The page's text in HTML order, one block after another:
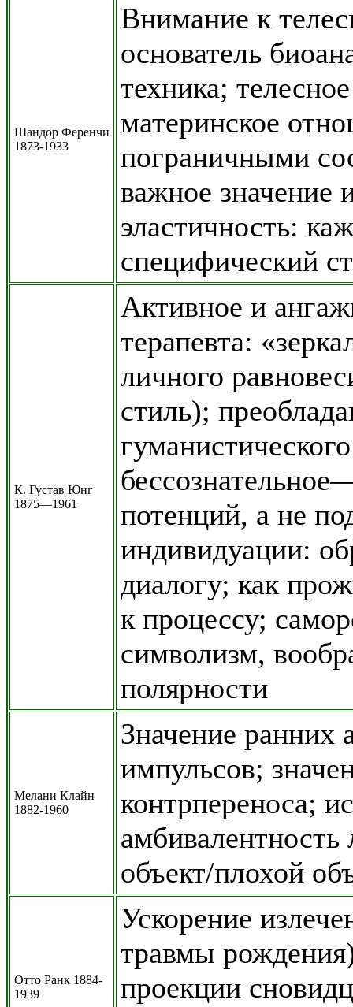
Шандор Ференчи
1873-1933
Внимание к
основатель
техника;
материнское
пограничными
важное значение
эластичность:
специфический
К. Густав Юнг
1875—1961
Активное и
терапевта:
личного
стиль);
потенций, а не
индивидуации:
диалогу; как
к процессу;
символизм,
полярности
Мелани Клайн
1882-1960
Значение ранних
импульсов;
контрпереноса;
объект/плохой
Отто Ранк 1884-
1939
Ускорение
травмы
проекции